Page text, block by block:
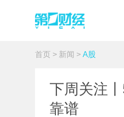
首页 > 新闻 > A股
下周关注
靠谱